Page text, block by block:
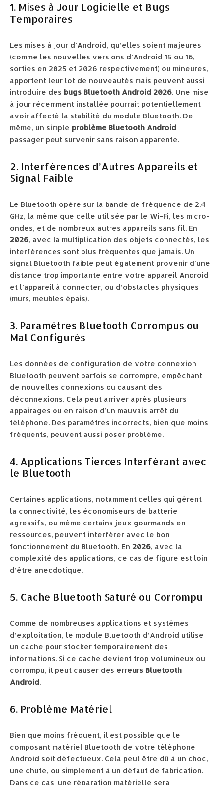
1. Mises à Jour Logicielle et Bugs
Temporaires
Les mises à jour d’Android, qu’elles soient majeures
(comme les nouvelles versions d’Android 15 ou 16,
sorties en 2025 et 2026 respectivement) ou mineures,
apportent leur lot de nouveautés mais peuvent aussi
introduire des bugs Bluetooth Android 2026. Une mise
à jour récemment installée pourrait potentiellement
avoir affecté la stabilité du module Bluetooth. De
même, un simple problème Bluetooth Android
passager peut survenir sans raison apparente.
2. Interférences d’Autres Appareils et
Signal Faible
Le Bluetooth opère sur la bande de fréquence de 2.4
GHz, la même que celle utilisée par le Wi-Fi, les micro-
ondes, et de nombreux autres appareils sans fil. En
2026, avec la multiplication des objets connectés, les
interférences sont plus fréquentes que jamais. Un
signal Bluetooth faible peut également provenir d’une
distance trop importante entre votre appareil Android
et l’appareil à connecter, ou d’obstacles physiques
(murs, meubles épais).
3. Paramètres Bluetooth Corrompus ou
Mal Configurés
Les données de configuration de votre connexion
Bluetooth peuvent parfois se corrompre, empêchant
de nouvelles connexions ou causant des
déconnexions. Cela peut arriver après plusieurs
appairages ou en raison d’un mauvais arrêt du
téléphone. Des paramètres incorrects, bien que moins
fréquents, peuvent aussi poser problème.
4. Applications Tierces Interférant avec
le Bluetooth
Certaines applications, notamment celles qui gèrent
la connectivité, les économiseurs de batterie
agressifs, ou même certains jeux gourmands en
ressources, peuvent interférer avec le bon
fonctionnement du Bluetooth. En 2026, avec la
complexité des applications, ce cas de figure est loin
d’être anecdotique.
5. Cache Bluetooth Saturé ou Corrompu
Comme de nombreuses applications et systèmes
d’exploitation, le module Bluetooth d’Android utilise
un cache pour stocker temporairement des
informations. Si ce cache devient trop volumineux ou
corrompu, il peut causer des erreurs Bluetooth
Android.
6. Problème Matériel
Bien que moins fréquent, il est possible que le
composant matériel Bluetooth de votre téléphone
Android soit défectueux. Cela peut être dû à un choc,
une chute, ou simplement à un défaut de fabrication.
Dans ce cas, une réparation matérielle sera